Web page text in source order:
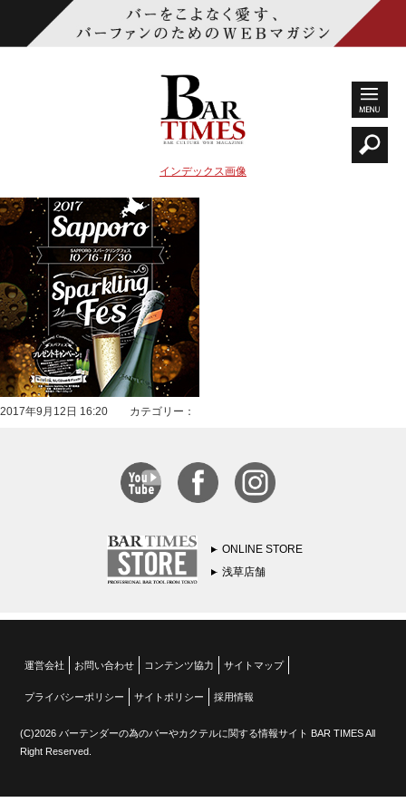
インデックス画像
2017年9月12日 16:20 カテゴリー：
ONLINE STORE
浅草店舗
運営会社 お問い合わせ コンテンツ協力 サイトマップ
プライバシーポリシー サイトポリシー 採用情報
(C)2026 バーテンダーの為のバーやカクテルに関する情報サイト BAR TIMES All
Right Reserved.